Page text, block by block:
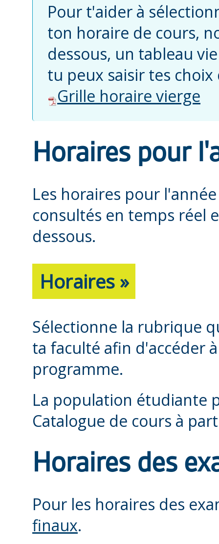
Pour t'aider à
ton horaire de cours,
dessous, un tableau
tu peux saisir tes choix
Grille horaire vierge
Horaires pour
Les horaires pour
consultés en temps réel
dessous.
Horaires »
Sélectionne la rubrique
ta faculté afin d'accéder
programme.
La population étudiante
Catalogue de cours à
Horaires des
Pour les horaires des
finaux.